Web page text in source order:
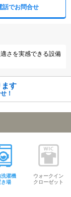
話でお問合せ
さを実感できる設備
す
！
洗濯機
き場
ウォークイン
クローゼット